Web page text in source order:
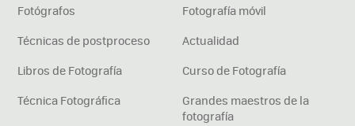
Fotógrafos
Fotografía móvil
Técnicas de postproceso
Actualidad
Libros de Fotografía
Curso de Fotografía
Técnica Fotográfica
Grandes maestros de la
fotografía